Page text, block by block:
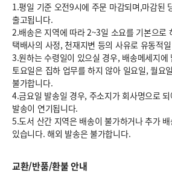
1.평일 기준 오전9시에 주문 마감되며,마감된
출고됩니다.
2.배송은 지역에 따라 2~3일 소요를 기본으로
택배사의 사정, 천재지변 등의 사유로 유동적
3.원하는 수령일이 있으실 경우, 배송메세지에
토요일은 집하 업무를 하지 않아 일요일, 월요
불가합니다.
4.금요일 발송일 경우, 주소지가 회사명으로
발송이 연기됩니다.
5.도서 산간 지역은 배송이 불가하거나 추가
있습니다. 해외 발송은 불가합니다.
교환/반품/환불 안내